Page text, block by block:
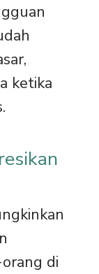
ketika
di